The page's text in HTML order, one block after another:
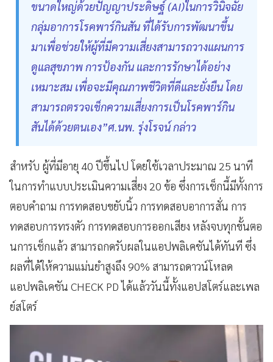
ขนาดใหญ่ด้วยปัญญาประดิษฐ์ (AI)ในการวินิจฉัย
กลุ่มอาการโรคพาร์กินสัน ที่ได้รับการพัฒนาขึ้น
มาเพื่อช่วยให้ผู้ที่มีความเสี่ยงสามารถวางแผนการ
ดูแลสุขภาพ การป้องกัน และการรักษาได้อย่าง
เหมาะสม เพื่อจะมีคุณภาพชีวิตที่ดีและยั่งยืน โดย
สามารถตรวจเช็กความเสี่ยงการเป็นโรคพาร์กิน
สันได้ด้วยตนเอง”ศ.นพ. รุ่งโรจน์ กล่าว
สำหรับ ผู้ที่มีอายุ 40 ปีขึ้นไป โดยใช้เวลาประมาณ 25 นาที
ในการทำแบบประเมินความเสี่ยง 20 ข้อ ซึ่งการเช็กนี้มีทั้งการ
ตอบคำถาม การทดสอบขยับนิ้ว การทดสอบอาการสั่น การ
ทดสอบการทรงตัว การทดสอบการออกเสียง หลังจบทุกขั้นตอ
นการเช็กแล้ว สามารถกดรับผลในแอปพลิเคชันได้ทันที ซึ่ง
ผลที่ได้ให้ความแม่นยำสูงถึง 90% สามารถดาวน์โหลด
แอปพลิเคชัน CHECK PD ได้แล้ววันนี้ทั้งแอปสโตร์และเพล
ย์สโตร์